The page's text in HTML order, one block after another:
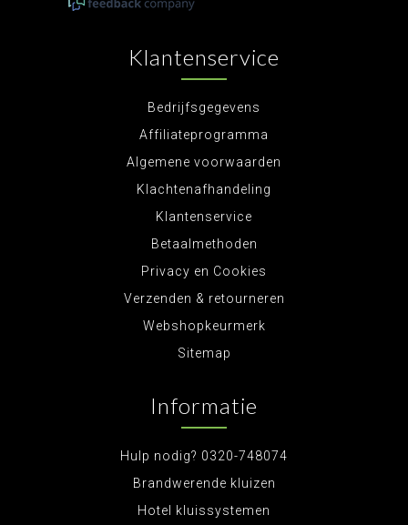
Klantenservice
Bedrijfsgegevens
Affiliateprogramma
Algemene voorwaarden
Klachtenafhandeling
Klantenservice
Betaalmethoden
Privacy en Cookies
Verzenden & retourneren
Webshopkeurmerk
Sitemap
Informatie
Hulp nodig? 0320-748074
Brandwerende kluizen
Hotel kluissystemen